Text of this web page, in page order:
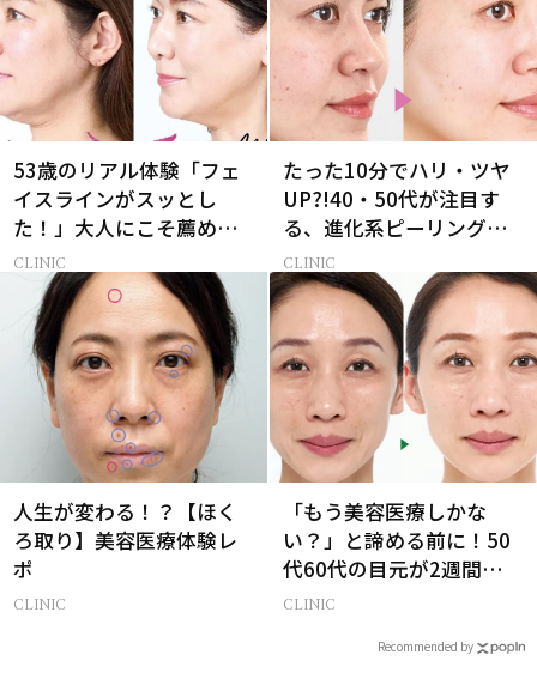
53歳のリアル体験「フェ
イスラインがスッとし
た！」大人にこそ薦めた
い脂肪溶解注射とは
CLINIC
たった10分でハリ・ツヤ
UP?!40・50代が注目す
る、進化系ピーリング
「アマルフィ」の実力
CLINIC
人生が変わる！？【ほく
ろ取り】美容医療体験レ
ポ
CLINIC
「もう美容医療しかな
い？」と諦める前に！50
代60代の目元が2週間で変
化した神レチノール
CLINIC
Recommended by